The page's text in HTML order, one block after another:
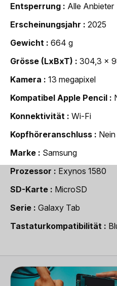
Entsperrung
Alle Anbieter
Erscheinungsjahr
2025
Gewicht
664 g
Grösse (LxBxT)
304,3 x
Kamera
13 megapixel
Kompatibel Apple Pencil
Konnektivität
Wi-Fi
Kopfhöreranschluss
Nein
Marke
Samsung
Prozessor
Exynos 1580
SD-Karte
MicroSD
Serie
Galaxy Tab
Tastaturkompatibilität